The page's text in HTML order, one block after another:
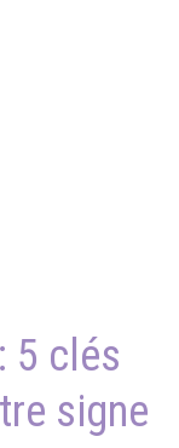
5 clés
signe